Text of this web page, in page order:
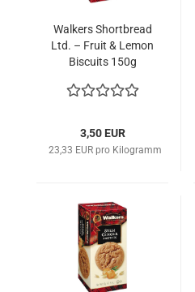
Walkers Shortbread
Ltd. – Fruit & Lemon
Biscuits 150g
3,50 EUR
23,33 EUR pro Kilogramm